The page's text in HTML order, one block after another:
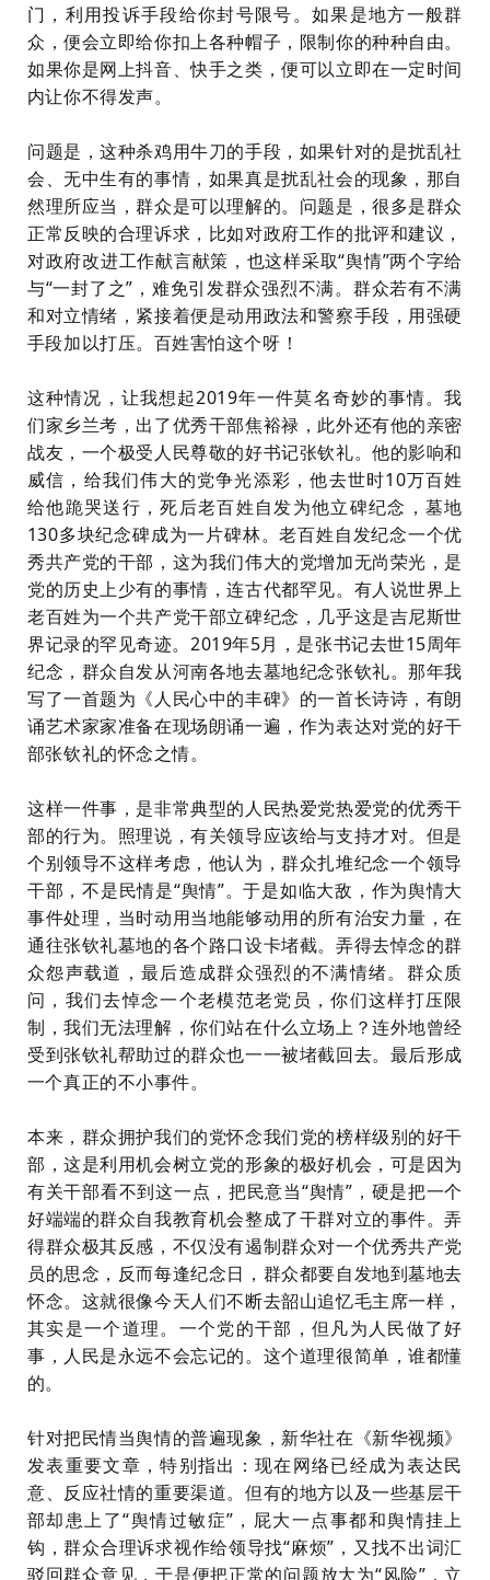
门，利用投诉手段给你封号限号。如果是地方一般群
众，便会立即给你扣上各种帽子，限制你的种种自由。
如果你是网上抖音、快手之类，便可以立即在一定时间
内让你不得发声。
问题是，这种杀鸡用牛刀的手段，如果针对的是扰乱社
会、无中生有的事情，如果真是扰乱社会的现象，那自
然理所应当，群众是可以理解的。问题是，很多是群众
正常反映的合理诉求，比如对政府工作的批评和建议，
对政府改进工作献言献策，也这样采取“舆情”两个字给
与“一封了之”，难免引发群众强烈不满。群众若有不满
和对立情绪，紧接着便是动用政法和警察手段，用强硬
手段加以打压。百姓害怕这个呀！
这种情况，让我想起2019年一件莫名奇妙的事情。我
们家乡兰考，出了优秀干部焦裕禄，此外还有他的亲密
战友，一个极受人民尊敬的好书记张钦礼。他的影响和
威信，给我们伟大的党争光添彩，他去世时10万百姓
给他跪哭送行，死后老百姓自发为他立碑纪念，墓地
130多块纪念碑成为一片碑林。老百姓自发纪念一个优
秀共产党的干部，这为我们伟大的党增加无尚荣光，是
党的历史上少有的事情，连古代都罕见。有人说世界上
老百姓为一个共产党干部立碑纪念，几乎这是吉尼斯世
界记录的罕见奇迹。2019年5月，是张书记去世15周年
纪念，群众自发从河南各地去墓地纪念张钦礼。那年我
写了一首题为《人民心中的丰碑》的一首长诗诗，有朗
诵艺术家家准备在现场朗诵一遍，作为表达对党的好干
部张钦礼的怀念之情。
这样一件事，是非常典型的人民热爱党热爱党的优秀干
部的行为。照理说，有关领导应该给与支持才对。但是
个别领导不这样考虑，他认为，群众扎堆纪念一个领导
干部，不是民情是“舆情”。于是如临大敌，作为舆情大
事件处理，当时动用当地能够动用的所有治安力量，在
通往张钦礼墓地的各个路口设卡堵截。弄得去悼念的群
众怨声载道，最后造成群众强烈的不满情绪。群众质
问，我们去悼念一个老模范老党员，你们这样打压限
制，我们无法理解，你们站在什么立场上？连外地曾经
受到张钦礼帮助过的群众也一一被堵截回去。最后形成
一个真正的不小事件。
本来，群众拥护我们的党怀念我们党的榜样级别的好干
部，这是利用机会树立党的形象的极好机会，可是因为
有关干部看不到这一点，把民意当“舆情”，硬是把一个
好端端的群众自我教育机会整成了干群对立的事件。弄
得群众极其反感，不仅没有遏制群众对一个优秀共产党
员的思念，反而每逢纪念日，群众都要自发地到墓地去
怀念。这就很像今天人们不断去韶山追忆毛主席一样，
其实是一个道理。一个党的干部，但凡为人民做了好
事，人民是永远不会忘记的。这个道理很简单，谁都懂
的。
针对把民情当舆情的普遍现象，新华社在《新华视频》
发表重要文章，特别指出：现在网络已经成为表达民
意、反应社情的重要渠道。但有的地方以及一些基层干
部却患上了“舆情过敏症”，屁大一点事都和舆情挂上
钩，群众合理诉求视作给领导找“麻烦”，又找不出词汇
驳回群众意见，于是便把正常的问题放大为“风险”，立